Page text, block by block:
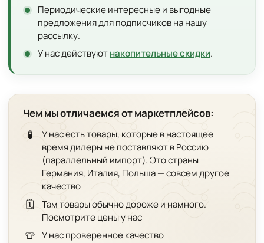
Периодические интересные и выгодные
предложения для подписчиков на нашу
рассылку.
У нас действуютнакопительные скидки.
Чем мы отличаемся от маркетплейсов:
🧪
У нас есть товары, которые в настоящее
время дилеры не поставляют в Россию
(параллельный импорт). Это страны
Германия, Италия, Польша — совсем другое
качество
🗓️
Там товары обычно дороже и намного.
Посмотрите цены у нас
👕 У нас проверенное качество